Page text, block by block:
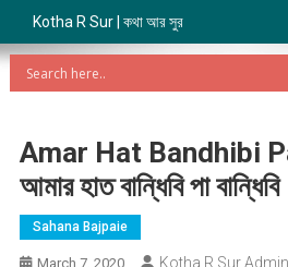
Kotha R Sur | কথা আর সুর
Amar Hat Bandhibi
আমার হাত বান্ধিবি পা বান্ধিবি
Sahana Bajpaie
March 7, 2020 Kotha R Sur Admin